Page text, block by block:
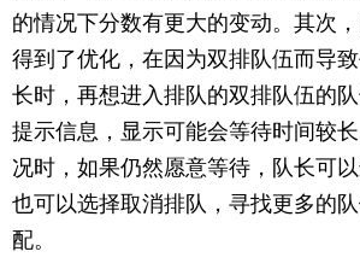
的情况下分数有更大的变动。其次
得到了优化，在因为双排队伍而导
长时，再想进入排队的双排队伍的
提示信息，显示可能会等待时间较
况时，如果仍然愿意等待，队长可以
也可以选择取消排队，寻找更多的
配。